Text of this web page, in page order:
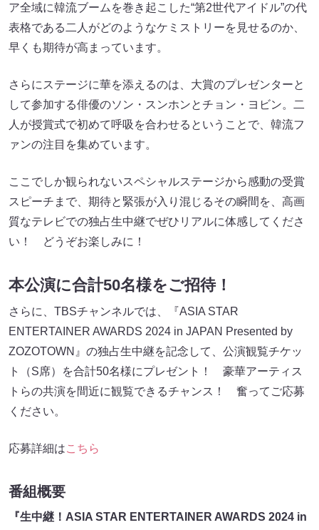
ア全域に韓流ブームを巻き起こした“第2世代アイドル”の代
表格である二人がどのようなケミストリーを見せるのか、
早くも期待が高まっています。
さらにステージに華を添えるのは、大賞のプレゼンターと
して参加する俳優のソン・スンホンとチョン・ヨビン。二
人が授賞式で初めて呼吸を合わせるということで、韓流フ
ァンの注目を集めています。
ここでしか観られないスペシャルステージから感動の受賞
スピーチまで、期待と緊張が入り混じるその瞬間を、高画
質なテレビでの独占生中継でぜひリアルに体感してくださ
い！ どうぞお楽しみに！
本公演に合計50名様をご招待！
さらに、TBSチャンネルでは、『ASIA STAR
ENTERTAINER AWARDS 2024 in JAPAN Presented by
ZOZOTOWN』の独占生中継を記念して、公演観覧チケッ
ト（S席）を合計50名様にプレゼント！ 豪華アーティス
トらの共演を間近に観覧できるチャンス！ 奮ってご応募
ください。
応募詳細はこちら
番組概要
『生中継！ASIA STAR ENTERTAINER AWARDS 2024 in